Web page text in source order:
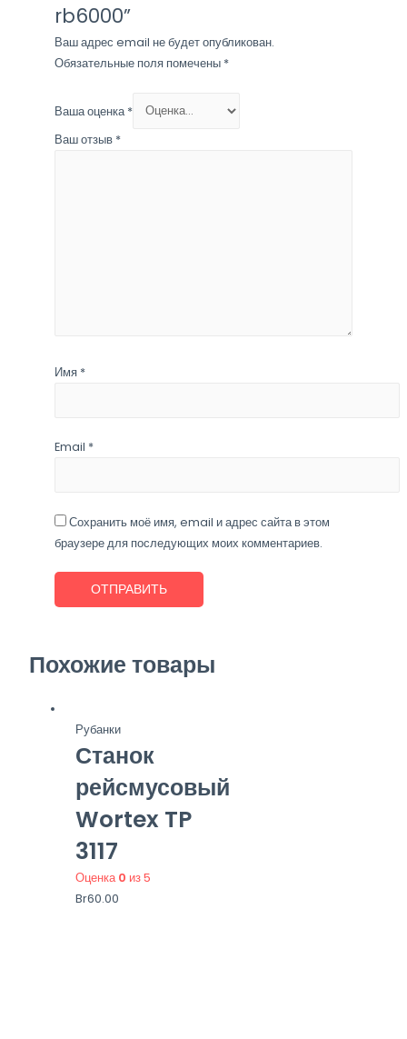
rb6000”
Ваш адрес email не будет опубликован.
Обязательные поля помечены *
Ваша оценка*
Ваш отзыв *
Имя *
Email *
Сохранить моё имя, email и адрес сайта в этом
браузере для последующих моих комментариев.
Похожие товары
Рубанки
Станок
рейсмусовый
Wortex TP
3117
Оценка0 из 5
Br60.00